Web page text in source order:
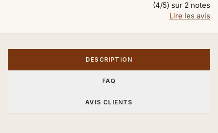
(4/5) sur 2 notes
Lire les avis
DESCRIPTION
FAQ
AVIS CLIENTS